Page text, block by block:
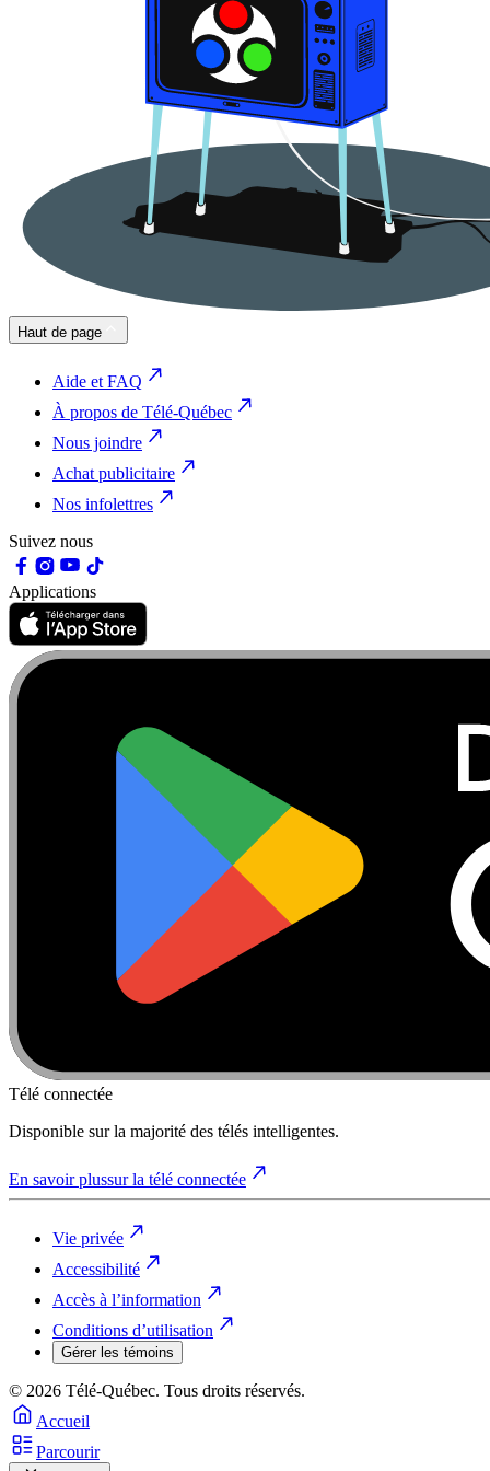
Haut de page
Aide et FAQ
À propos de Télé-Québec
Nous joindre
Achat publicitaire
Nos infolettres
Suivez nous
Applications
Télé connectée
Disponible sur la majorité des télés intelligentes.
En savoir plussur la télé connectée
Vie privée
Accessibilité
Accès à l’information
Conditions d’utilisation
Gérer les témoins
© 2026 Télé-Québec. Tous droits réservés.
Accueil
Parcourir